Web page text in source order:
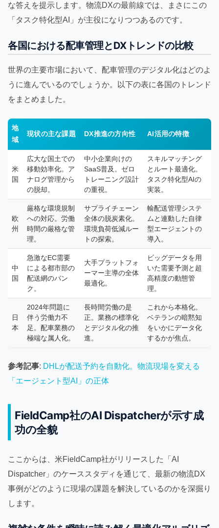
な答えを提示します。物流DXの最前線では、まさにこの
「タスク特化型AI」が主役になりつつあるのです。
各国における配車管理とDXトレンドの比較
世界の主要市場において、配車管理のデジタル化はどのよ
うに進んでいるのでしょうか。以下の表に各国のトレンド
をまとめました。
地
域
現状の主な課題 DX推進の方向性 AI活用の特徴
米
国
広大な国土での
移動効率化。ア
ナログ管理から
の脱却。
中小企業向けの
SaaS普及。ゼロ
トレーニング設計
の重視。
スキルマッチング
とルート最適化。
タスク特化型AIの
実装。
欧
州
厳格な環境規制
への対応。労働
時間の厳格な管
理。
サプライチェーン
全体の脱炭素化。
環境負荷低減ルー
トの探索。
輸配送管理システ
ムと連動した自律
型エージェントの
導入。
中
国
急激なEC需要
による都市部の
配送網のパン
ク。
大手プラットフォ
ーマー主導の全体
最適化。
ビッグデータを用
いた需要予測と超
高精度の動態管
理。
日
本
2024年問題に
伴う労働力不
足。配車業務の
極端な属人化。
長時間労働の是
正。業務の標準化
とデジタル化の推
進。
これから本格化。
ベテランの暗黙知
をいかにデータ化
するかが焦点。
参考記事: DHLが配送予約を自動化。物流現場を変える
「エージェント型AI」の正体
FieldCamp社のAI Dispatcherが示す成
功の全貌
ここからは、米FieldCamp社がリリースした「AI
Dispatcher」のケーススタディを通じて、最新の物流DX
事例がどのように現場の課題を解決しているのかを深掘り
します。